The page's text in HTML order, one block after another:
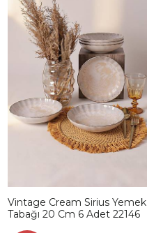
Vintage Cream Sirius Yemek
Tabağı 20 Cm 6 Adet 22146